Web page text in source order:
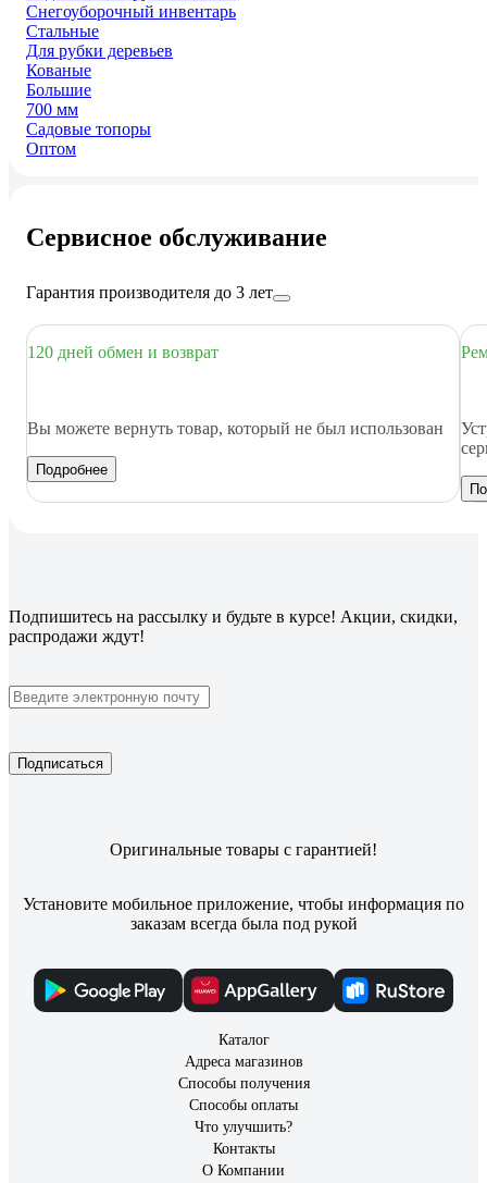
Снегоуборочный инвентарь
Стальные
Для рубки деревьев
Кованые
Большие
700 мм
Садовые топоры
Оптом
Сервисное обслуживание
Гарантия производителя до 3 лет
120 дней обмен и возврат
Вы можете вернуть товар, который не был использован
Подробнее
Подпишитесь на рассылку и будьте в курсе! Акции, скидки,
распродажи ждут!
Подписаться
Оригинальные товары с гарантией!
Установите мобильное приложение, чтобы информация по
заказам всегда была под рукой
Каталог
Адреса магазинов
Способы получения
Способы оплаты
Что улучшить?
Контакты
О Компании